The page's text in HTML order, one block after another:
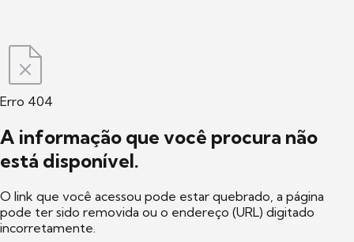
Erro 404
A informação que você procura não
está disponível.
O link que você acessou pode estar quebrado, a página
pode ter sido removida ou o endereço (URL) digitado
incorretamente.